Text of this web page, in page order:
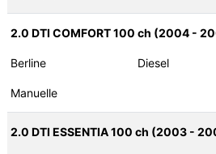
2.0 DTI COMFORT 100 ch (2004 -
Berline Diesel
Manuelle
2.0 DTI ESSENTIA 100 ch (2003 -